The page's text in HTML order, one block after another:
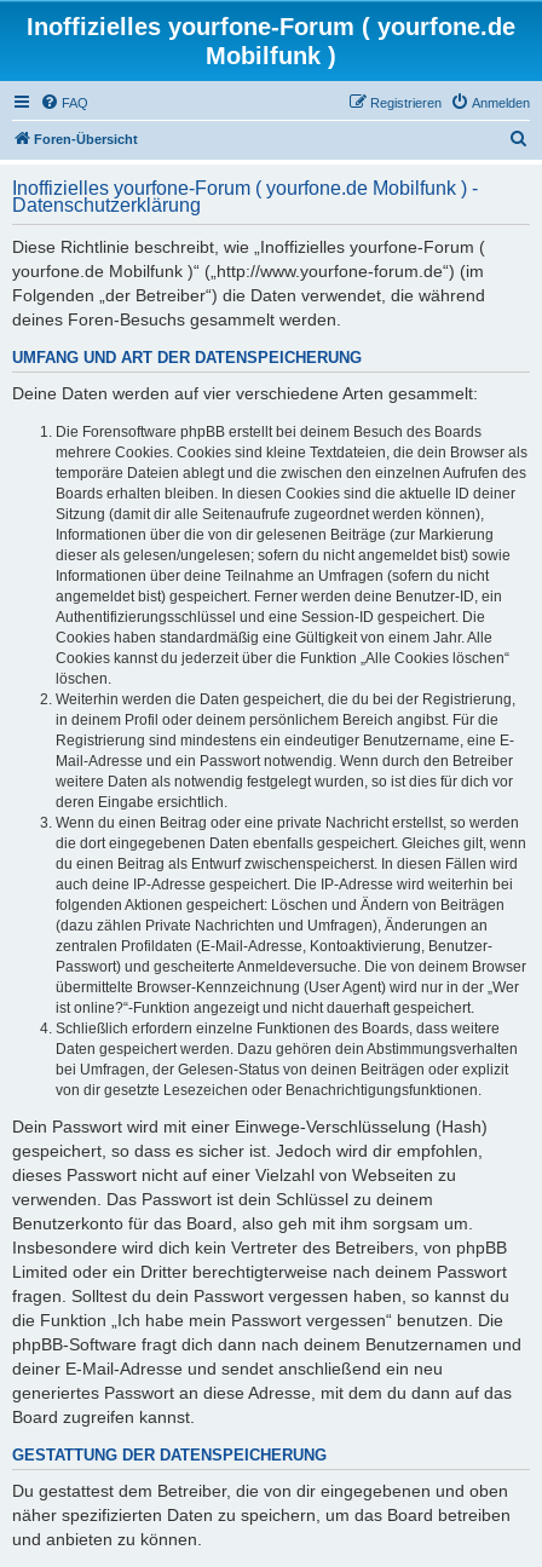
Inoffizielles yourfone-Forum ( yourfone.de
Mobilfunk )
FAQ Anmelden
Registrieren
Foren-Übersicht
h
Inoffizielles yourfone-Forum ( yourfone.de Mobilfunk ) -
Datenschutzerklärung
Diese Richtlinie beschreibt, wie „Inoffizielles yourfone-Forum (
yourfone.de Mobilfunk )“ („http://www.yourfone-forum.de“) (im
Folgenden „der Betreiber“) die Daten verwendet, die während
deines Foren-Besuchs gesammelt werden.
UMFANG UND ART DER DATENSPEICHERUNG
Deine Daten werden auf vier verschiedene Arten gesammelt:
Die Forensoftware phpBB erstellt bei deinem Besuch des Boards
mehrere Cookies. Cookies sind kleine Textdateien, die dein Browser als
temporäre Dateien ablegt und die zwischen den einzelnen Aufrufen des
Boards erhalten bleiben. In diesen Cookies sind die aktuelle ID deiner
Sitzung (damit dir alle Seitenaufrufe zugeordnet werden können),
Informationen über die von dir gelesenen Beiträge (zur Markierung
dieser als gelesen/ungelesen; sofern du nicht angemeldet bist) sowie
Informationen über deine Teilnahme an Umfragen (sofern du nicht
angemeldet bist) gespeichert. Ferner werden deine Benutzer-ID, ein
Authentifizierungsschlüssel und eine Session-ID gespeichert. Die
Cookies haben standardmäßig eine Gültigkeit von einem Jahr. Alle
Cookies kannst du jederzeit über die Funktion „Alle Cookies löschen“
löschen.
Weiterhin werden die Daten gespeichert, die du bei der Registrierung,
in deinem Profil oder deinem persönlichem Bereich angibst. Für die
Registrierung sind mindestens ein eindeutiger Benutzername, eine E-
Mail-Adresse und ein Passwort notwendig. Wenn durch den Betreiber
weitere Daten als notwendig festgelegt wurden, so ist dies für dich vor
deren Eingabe ersichtlich.
Wenn du einen Beitrag oder eine private Nachricht erstellst, so werden
die dort eingegebenen Daten ebenfalls gespeichert. Gleiches gilt, wenn
du einen Beitrag als Entwurf zwischenspeicherst. In diesen Fällen wird
auch deine IP-Adresse gespeichert. Die IP-Adresse wird weiterhin bei
folgenden Aktionen gespeichert: Löschen und Ändern von Beiträgen
(dazu zählen Private Nachrichten und Umfragen), Änderungen an
zentralen Profildaten (E-Mail-Adresse, Kontoaktivierung, Benutzer-
Passwort) und gescheiterte Anmeldeversuche. Die von deinem Browser
übermittelte Browser-Kennzeichnung (User Agent) wird nur in der „Wer
ist online?“-Funktion angezeigt und nicht dauerhaft gespeichert.
Schließlich erfordern einzelne Funktionen des Boards, dass weitere
Daten gespeichert werden. Dazu gehören dein Abstimmungsverhalten
bei Umfragen, der Gelesen-Status von deinen Beiträgen oder explizit
von dir gesetzte Lesezeichen oder Benachrichtigungsfunktionen.
Dein Passwort wird mit einer Einwege-Verschlüsselung (Hash)
gespeichert, so dass es sicher ist. Jedoch wird dir empfohlen,
dieses Passwort nicht auf einer Vielzahl von Webseiten zu
verwenden. Das Passwort ist dein Schlüssel zu deinem
Benutzerkonto für das Board, also geh mit ihm sorgsam um.
Insbesondere wird dich kein Vertreter des Betreibers, von phpBB
Limited oder ein Dritter berechtigterweise nach deinem Passwort
fragen. Solltest du dein Passwort vergessen haben, so kannst du
die Funktion „Ich habe mein Passwort vergessen“ benutzen. Die
phpBB-Software fragt dich dann nach deinem Benutzernamen und
deiner E-Mail-Adresse und sendet anschließend ein neu
generiertes Passwort an diese Adresse, mit dem du dann auf das
Board zugreifen kannst.
GESTATTUNG DER DATENSPEICHERUNG
Du gestattest dem Betreiber, die von dir eingegebenen und oben
näher spezifizierten Daten zu speichern, um das Board betreiben
und anbieten zu können.